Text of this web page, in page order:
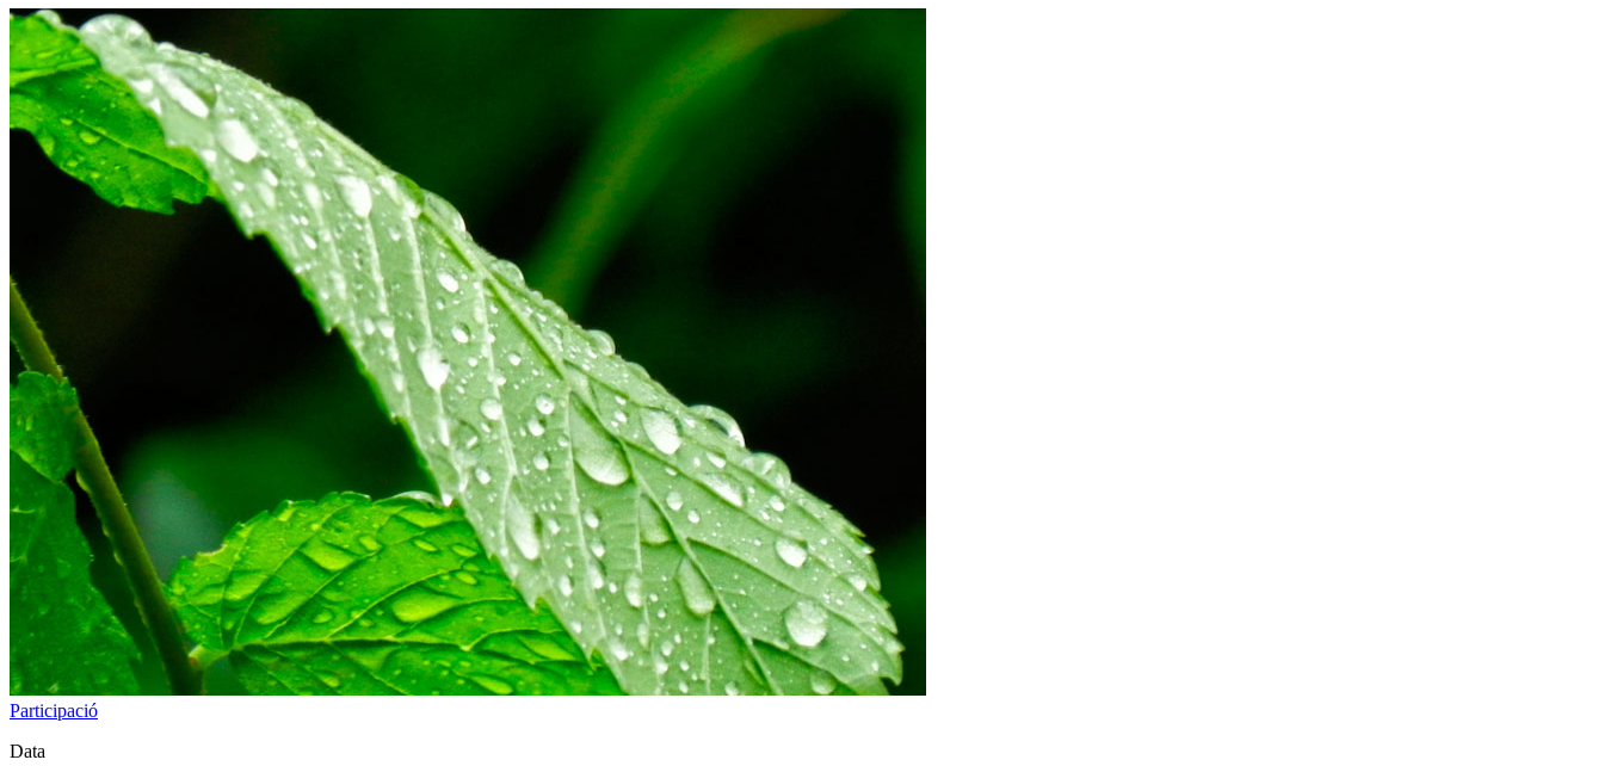
Participació
Data